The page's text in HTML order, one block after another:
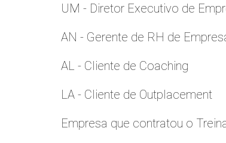
UM - Diretor Executivo de
AN - Gerente de RH de
AL - Cliente de Coaching
LA - Cliente de Outplacement
Empresa que contratou o